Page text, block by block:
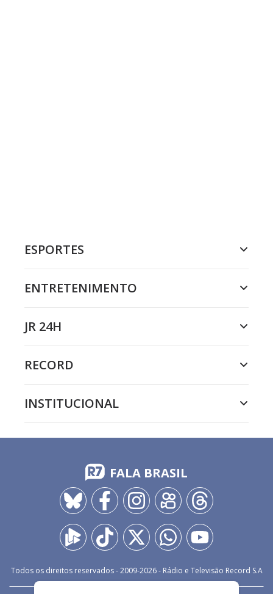
ESPORTES
ENTRETENIMENTO
JR 24H
RECORD
INSTITUCIONAL
FALA BRASIL
Todos os direitos reservados - 2009-2026- Rádio e Televisão Record S.A